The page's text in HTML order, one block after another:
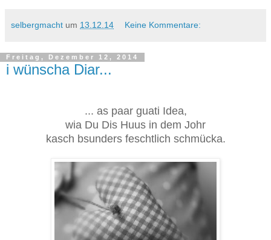
selbergmacht um 13.12.14 Keine Kommentare:
Freitag, Dezember 12, 2014
i wünscha Diar...
... as paar guati Idea,
wia Du Dis Huus in dem Johr
kasch bsunders feschtlich schmücka.